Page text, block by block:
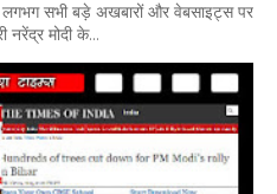
सभी बड़े अखबारों और वेबसाइट्स पर
मोदी के...